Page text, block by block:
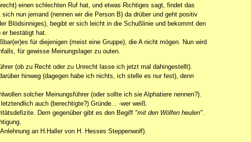
einen schlechten Ruf hat, und etwas Richtiges sagt, findet das
nun jemand (nennen wir die Person B) da drüber und geht positiv
Blödsinniges), begibt er sich leicht in die Schußlinie und bekommt den
bestätigt hat.
für diejenigen (meist eine Gruppe), die A nicht mögen. Nun wird
für gewisse Meinungslager zu outen.
(ob zu Recht oder zu Unrecht lasse ich jetzt mal dahingestellt).
hinweg (dagegen habe ich nichts, ich stelle es nur fest), denn
solcher Meinungsführer (oder sollte ich sie Alphatiere nennen?).
auch (berechtigte?) Gründe... -wer weiß.
Dem gegenüber gibt es den Begiff "mit den Wölfen heulen"
an H.Haller von H. Hesses Steppenwolf).